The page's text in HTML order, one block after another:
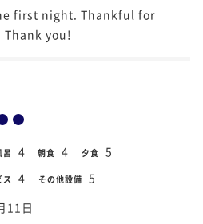
first night. Thankful for
Thank you!
呂 4 朝食 4 夕食 5
ス 4 その他設備 5
11日